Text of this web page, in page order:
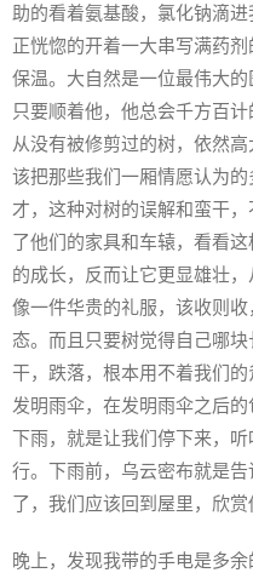
助的看着氨基酸，氯化钠滴
正恍惚的开着一大串写满药
保温。大自然是一位最伟大的
只要顺着他，他总会千方百
从没有被修剪过的树，依然
该把那些我们一厢情愿认为
才，这种对树的误解和蛮干
了他们的家具和车辕，看看
的成长，反而让它更显雄壮
像一件华贵的礼服，该收则
态。而且只要树觉得自己哪
干，跌落，根本用不着我们
发明雨伞，在发明雨伞之后
下雨，就是让我们停下来，
行。下雨前，乌云密布就是
了，我们应该回到屋里，欣赏
晚上，发现我带的手电是多